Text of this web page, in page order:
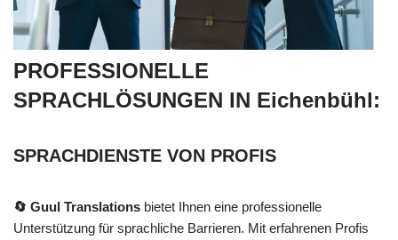
PROFESSIONELLE
SPRACHLÖSUNGEN IN Eichenbühl:
SPRACHDIENSTE VON PROFIS
🔄 Guul Translations bietet Ihnen eine professionelle
Unterstützung für sprachliche Barrieren. Mit erfahrenen Profis